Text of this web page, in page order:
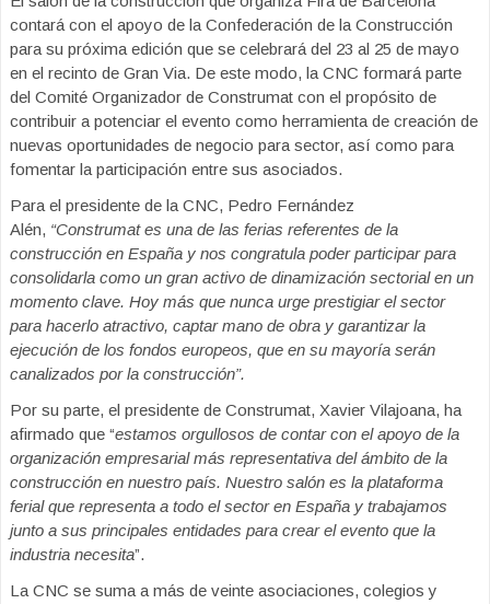
contará con el apoyo de la Confederación de la Construcción
para su próxima edición que se celebrará del 23 al 25 de mayo
en el recinto de Gran Via. De este modo, la CNC formará parte
del Comité Organizador de Construmat con el propósito de
contribuir a potenciar el evento como herramienta de creación de
nuevas oportunidades de negocio para sector, así como para
fomentar la participación entre sus asociados.
Para el presidente de la CNC, Pedro Fernández
Alén, “Construmat es una de las ferias referentes de la
construcción en España y nos congratula poder participar para
consolidarla como un gran activo de dinamización sectorial en un
momento clave. Hoy más que nunca urge prestigiar el sector
para hacerlo atractivo, captar mano de obra y garantizar la
ejecución de los fondos europeos, que en su mayoría serán
canalizados por la construcción”.
Por su parte, el presidente de Construmat, Xavier Vilajoana, ha
afirmado que “estamos orgullosos de contar con el apoyo de la
organización empresarial más representativa del ámbito de la
construcción en nuestro país. Nuestro salón es la plataforma
ferial que representa a todo el sector en España y trabajamos
junto a sus principales entidades para crear el evento que la
industria necesita”.
La CNC se suma a más de veinte asociaciones, colegios y